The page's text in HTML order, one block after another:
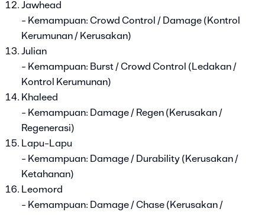
Jawhead
- Kemampuan: Crowd Control / Damage (Kontrol
Kerumunan / Kerusakan)
Julian
- Kemampuan: Burst / Crowd Control (Ledakan /
Kontrol Kerumunan)
Khaleed
- Kemampuan: Damage / Regen (Kerusakan /
Regenerasi)
Lapu-Lapu
- Kemampuan: Damage / Durability (Kerusakan /
Ketahanan)
Leomord
- Kemampuan: Damage / Chase (Kerusakan /